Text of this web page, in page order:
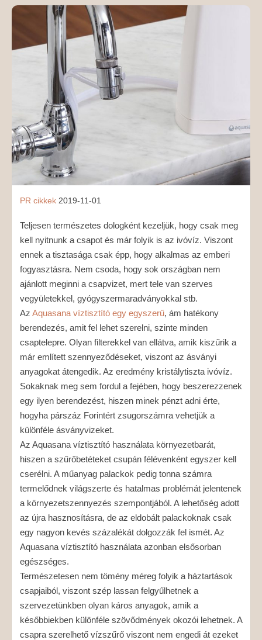
PR cikkek 2019-11-01
Teljesen természetes dologként kezeljük, hogy csak meg
kell nyitnunk a csapot és már folyik is az ivóvíz. Viszont
ennek a tisztasága csak épp, hogy alkalmas az emberi
fogyasztásra. Nem csoda, hogy sok országban nem
ajánlott meginni a csapvizet, mert tele van szerves
vegyületekkel, gyógyszermaradványokkal stb.
Az Aquasana víztisztító egy egyszerű, ám hatékony
berendezés, amit fel lehet szerelni, szinte minden
csaptelepre. Olyan filterekkel van ellátva, amik kiszűrik a
már említett szennyeződéseket, viszont az ásványi
anyagokat átengedik. Az eredmény kristálytiszta ivóvíz.
Sokaknak meg sem fordul a fejében, hogy beszerezzenek
egy ilyen berendezést, hiszen minek pénzt adni érte,
hogyha párszáz Forintért zsugorszámra vehetjük a
különféle ásványvizeket.
Az Aquasana víztisztító használata környezetbarát,
hiszen a szűrőbetéteket csupán félévenként egyszer kell
cserélni. A műanyag palackok pedig tonna számra
termelődnek világszerte és hatalmas problémát jelentenek
a környezetszennyezés szempontjából. A lehetőség adott
az újra hasznosításra, de az eldobált palackoknak csak
egy nagyon kevés százalékát dolgozzák fel ismét. Az
Aquasana víztisztító használata azonban elsősorban
egészséges.
Természetesen nem tömény méreg folyik a háztartások
csapjaiból, viszont szép lassan felgyűlhetnek a
szervezetünkben olyan káros anyagok, amik a
későbbiekben különféle szövődmények okozói lehetnek. A
csapra szerelhető vízszűrő viszont nem engedi át ezeket